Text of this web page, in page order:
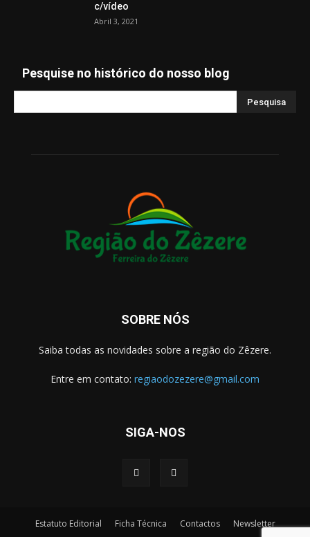
c/vídeo
Abril 3, 2021
Pesquise no histórico do nosso blog
SOBRE NÓS
Saiba todas as novidades sobre a região do Zêzere.
Entre em contato: regiaodozezere@gmail.com
SIGA-NOS
Estatuto Editorial Ficha Técnica Contactos Newsletter